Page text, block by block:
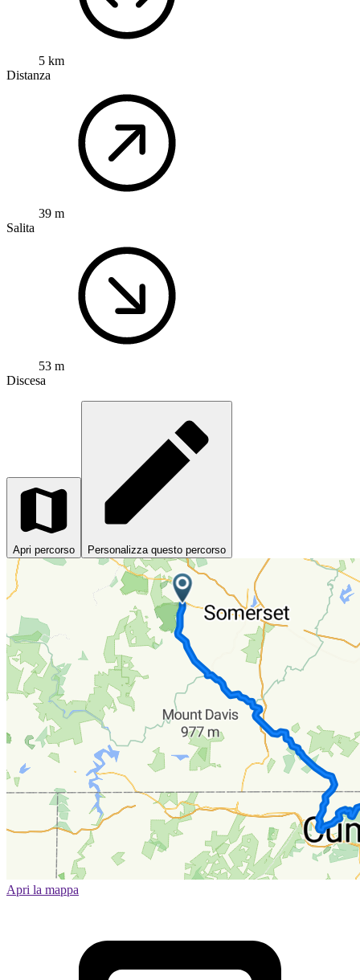
5 km
Distanza
39 m
Salita
53 m
Discesa
Apri percorso Personalizza questo percorso
Apri la mappa